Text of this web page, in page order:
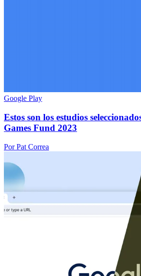
Google Play
Estos son los estudios
Games Fund 2023
Por Pat Correa